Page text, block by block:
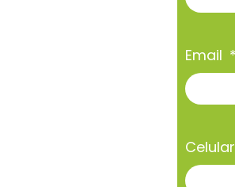
Email
Celular